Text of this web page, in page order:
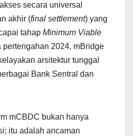
secara universal
akhir (final settlement) yang
tahap Minimum Viable
2024, mBridge
arsitektur tunggal
Bank Sentral dan
mCBDC bukan hanya
itu adalah ancaman